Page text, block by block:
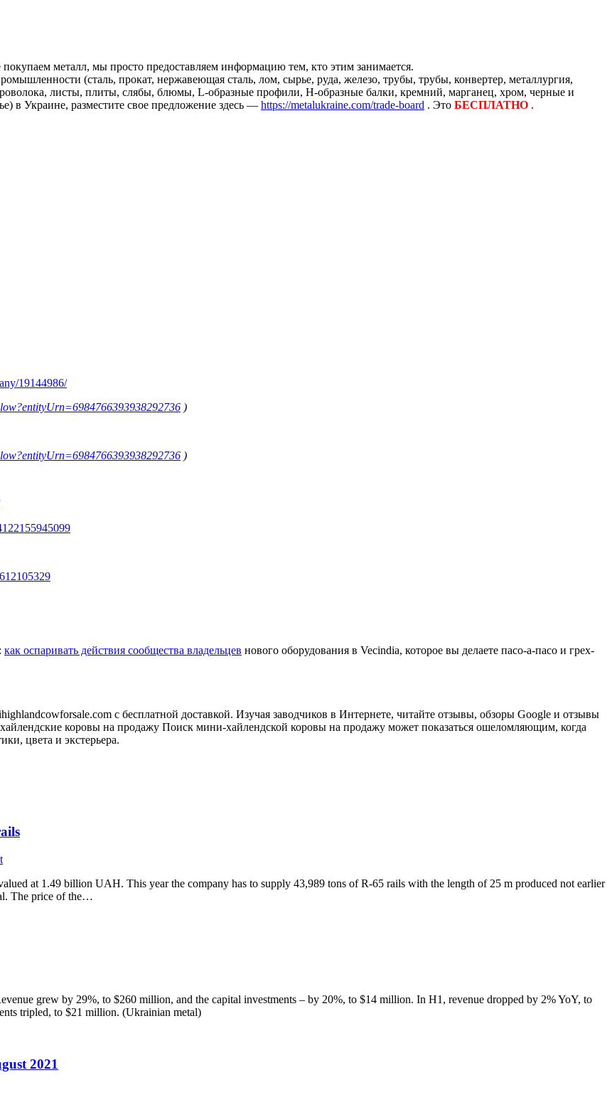
металл, мы просто предоставляем информацию тем, кто этим занимается.
(сталь, прокат, нержавеющая сталь, лом, сырье, руда, железо, трубы, трубы, конвертер, металлургия,
листы, плиты, слябы, блюмы, L-образные профили, H-образные балки, кремний, марганец, хром, черные и
в Украине, разместите свое предложение здесь — https://metalukraine.com/trade-board . Это БЕСПЛАТНО .
19144986/
)
)
как оспаривать действия сообщества владельцев нового оборудования в Vecindia, которое вы делаете пасо-а-пасо и грех-
с бесплатной доставкой. Изучая заводчиков в Интернете, читайте отзывы, обзоры Google и отзывы
коровы на продажу Поиск мини-хайлендской коровы на продажу может показаться ошеломляющим, когда
цвета и экстерьера.
at 1.49 billion UAH. This year the company has to supply 43,989 tons of R-65 rails with the length of 25 m produced not earlier
The price of the…
grew by 29%, to $260 million, and the capital investments – by 20%, to $14 million. In H1, revenue dropped by 2% YoY, to
tripled, to $21 million. (Ukrainian metal)
2021